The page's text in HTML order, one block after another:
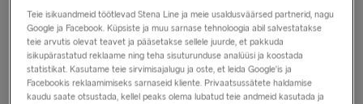
katuseboksi kasutada?
Jah. Kui teie auto koos katuseboksiga on kõrgem kui 2
meetrit, peate valima sõiduki valikus variandi „Auto pikkus
maksimaalselt 6 m, kõrgus >2 m". See kehtib kõikidel
Teie isikuandmeid töötlevad Stena Line ja meie usaldusväärsed partnerid, nagu
Google ja Facebook. Küpsiste ja muu sarnase tehnoloogia abil salvestatakse
teie arvutis olevat teavet ja pääsetakse sellele juurde, et pakkuda
isikupärastatud reklaame ning teha sisuturunduse analüüsi ja koostada
statistikat. Kasutame teie sirvimisajalugu ja oste, et leida Google'is ja
Facebookis reklaamimiseks sarnaseid kliente. Privaatsussätete haldamise
kaudu saate otsustada, kellel peaks olema lubatud teie andmeid kasutada ja